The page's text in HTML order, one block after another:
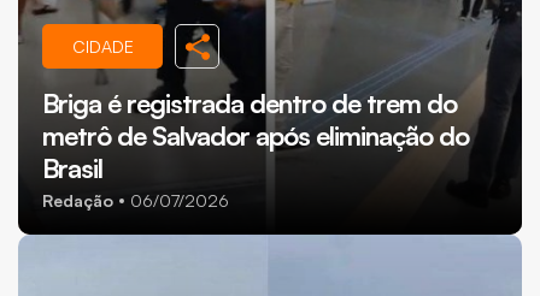
CIDADE
Briga é registrada dentro de trem do
metrô de Salvador após eliminação do
Brasil
Redação 06/07/2026